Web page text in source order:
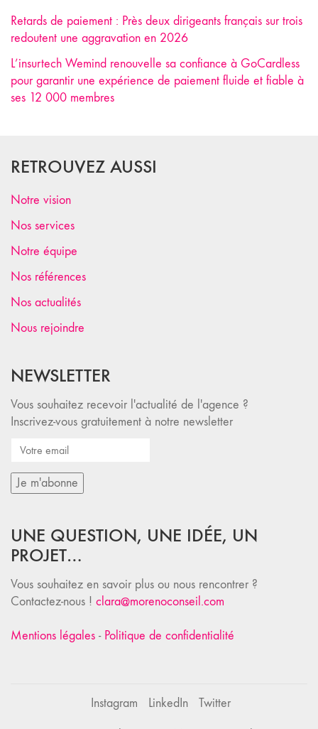
Retards de paiement : Près deux dirigeants français sur trois
redoutent une aggravation en 2026
L’insurtech Wemind renouvelle sa confiance à GoCardless
pour garantir une expérience de paiement fluide et fiable à
ses 12 000 membres
RETROUVEZ AUSSI
Notre vision
Nos services
Notre équipe
Nos références
Nos actualités
Nous rejoindre
NEWSLETTER
Vous souhaitez recevoir l'actualité de l'agence ?
Inscrivez-vous gratuitement à notre newsletter
UNE QUESTION, UNE IDÉE, UN
PROJET…
Vous souhaitez en savoir plus ou nous rencontrer ?
Contactez-nous ! clara@morenoconseil.com
Mentions légales - Politique de confidentialité
Instagram LinkedIn Twitter